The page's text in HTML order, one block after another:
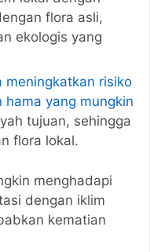
flora asli,
ekologis yang
meningkatkan risiko
yang mungkin
tujuan, sehingga
flora lokal.
menghadapi
dengan iklim
kematian